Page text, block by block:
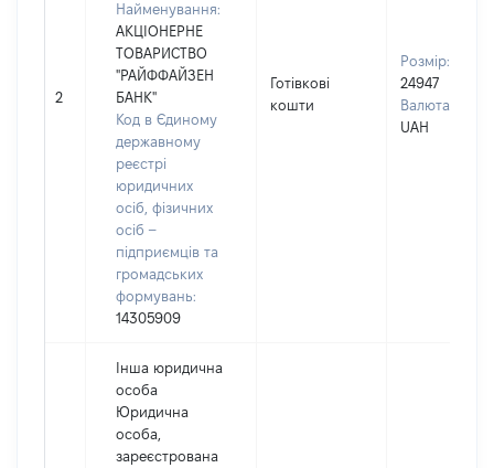
2
Найменування:
АКЦІОНЕРНЕ
ТОВАРИСТВО
"РАЙФФАЙЗЕН
БАНК"
Код в Єдиному
державному
реєстрі
юридичних
осіб, фізичних
осіб –
підприємців та
громадських
формувань:
14305909
Готівкові
кошти
Розмір:
24947
Валюта:
UAH
Інша юридична
особа
Юридична
особа,
зареєстрована